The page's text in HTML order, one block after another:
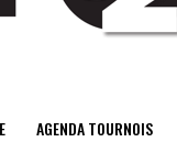
AGENDA TOURNOIS